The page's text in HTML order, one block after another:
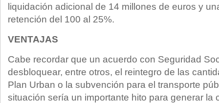
liquidación adicional de 14 millones de euros y
retención del 100 al 25%.
VENTAJAS
Cabe recordar que un acuerdo con Seguridad
desbloquear, entre otros, el reintegro de las
Plan Urban o la subvención para el transporte
situación sería un importante hito para generar la